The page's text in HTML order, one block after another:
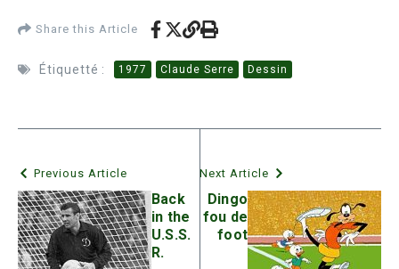
Share this Article
Étiquetté : 1977 Claude Serre Dessin
Previous Article
Back
in the
U.S.S.
R.
Next Article
Dingo
fou de
foot